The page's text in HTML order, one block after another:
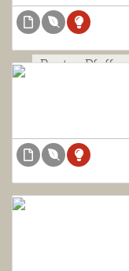
Bester